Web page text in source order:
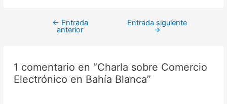
← Entrada
anterior
Entrada siguiente
→
1 comentario en “Charla sobre Comercio
Electrónico en Bahía Blanca”